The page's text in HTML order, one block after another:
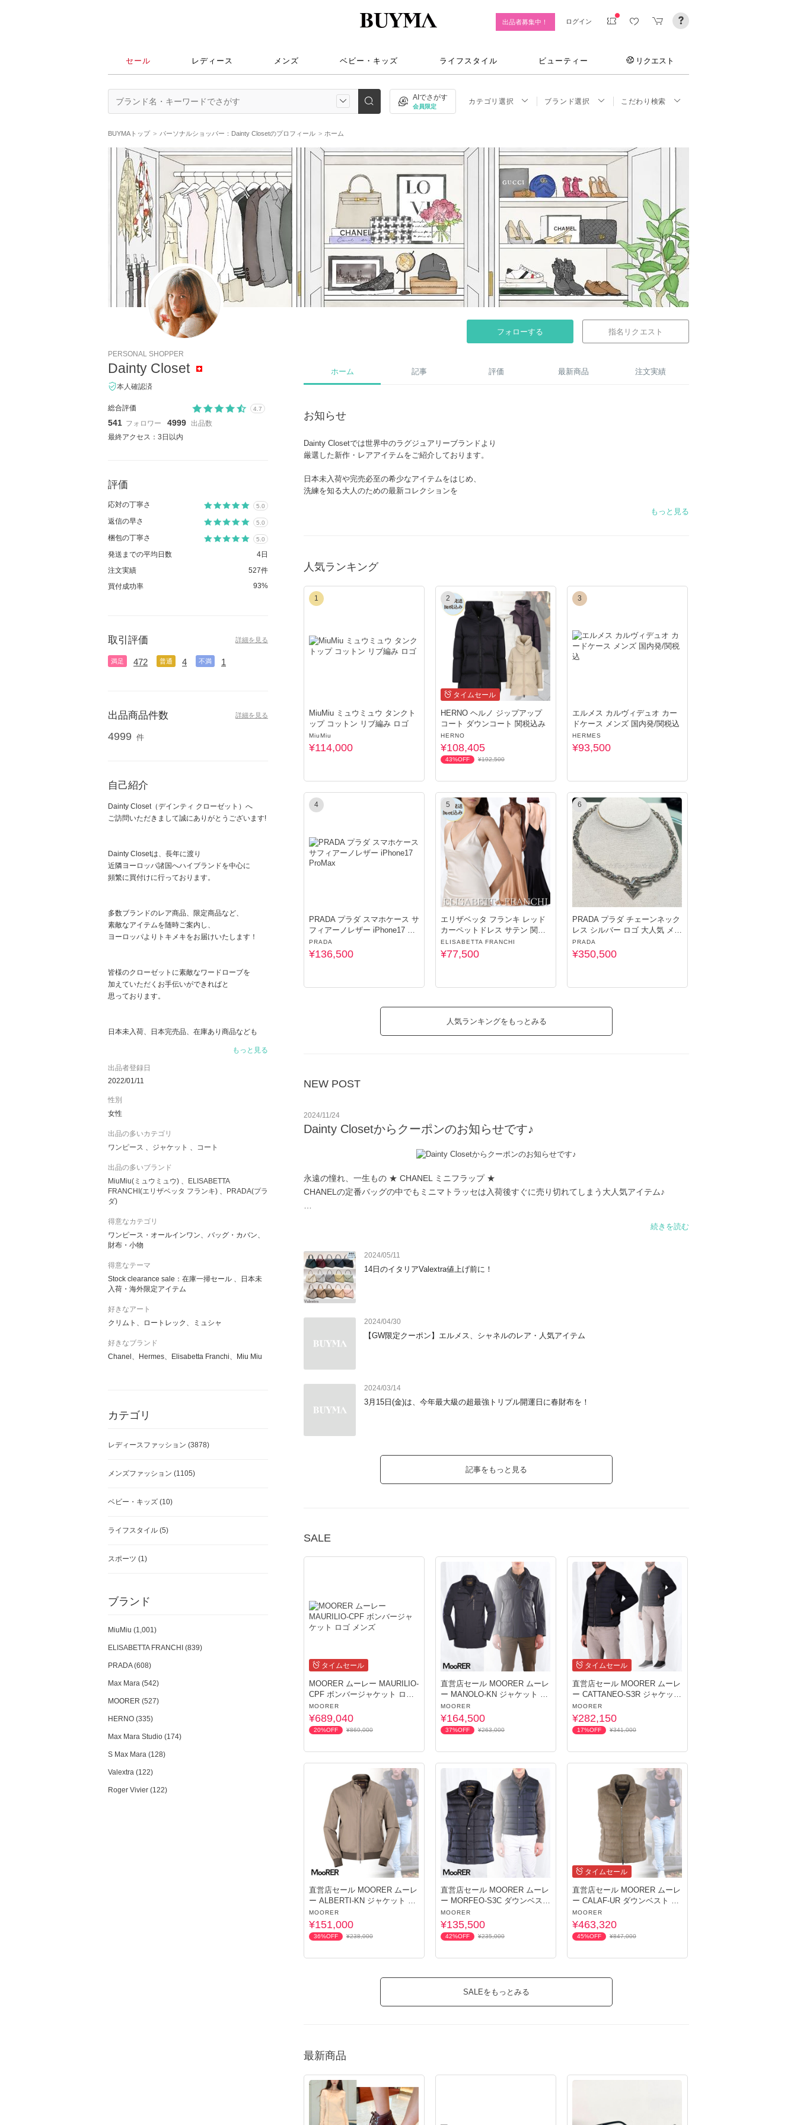
出品者募集中！ ログイン
セール レディース メンズ ベビー・キッズ ライフスタイル ビューティー リクエスト
AIでさがす
会員限定
カテゴリ選択 ブランド選択 こだわり検索
BUYMAトップ パーソナルショッパー：Dainty Closetのプロフィール ホーム
フォローする 指名リクエスト
PERSONAL SHOPPER
Dainty Closet
本人確認済
総合評価 4.7
541 フォロワー 4999 出品数
最終アクセス：3日以内
評価
応対の丁寧さ 5.0
返信の早さ 5.0
梱包の丁寧さ 5.0
発送までの平均日数
4日
注文実績
527件
買付成功率
93%
取引評価 詳細を見る
満足 472 普通 4 不満 1
出品商品件数 詳細を見る
4999 件
自己紹介
Dainty Closet（デインティ クローゼット）へ
ご訪問いただきまして誠にありがとうございます!
Dainty Closetは、長年に渡り
近隣ヨーロッパ諸国へハイブランドを中心に
頻繁に買付けに行っております。
多数ブランドのレア商品、限定商品など、
素敵なアイテムを随時ご案内し、
ヨーロッパよりトキメキをお届けいたします！
皆様のクローゼットに素敵なワードローブを
加えていただくお手伝いができればと
思っております。
日本未入荷、日本完売品、在庫あり商品なども
随時、新着商品をご覧頂ければ幸いです。
から買付けをしておりますので、
全て１００％本物でございます。
出品商品以外も買付けが可能ですので、
お問い合わせくださいませ。
楽しいお買い物のお手伝いが出来ますよう
丁寧なお取引を心がけております。
どうぞよろしくお願いします。
もっと見る
出品者登録日
2022/01/11
性別
女性
出品の多いカテゴリ
ワンピース
ジャケット コート
出品の多いブランド
MiuMiu(ミュウミュウ)
ELISABETTA
FRANCHI(エリザベッタ フランキ)
PRADA(プラ
ダ)
得意なカテゴリ
ワンピース・オールインワン、バッグ・カバン、
財布・小物
得意なテーマ
Stock clearance sale：在庫一掃セール 、日本未
入荷・海外限定アイテム
好きなアート
クリムト、ロートレック、ミュシャ
好きなブランド
Chanel、Hermes、Elisabetta Franchi、Miu Miu
カテゴリ
レディースファッション (3878)
メンズファッション (1105)
ベビー・キッズ (10)
ライフスタイル (5)
スポーツ (1)
ブランド
MiuMiu (1,001)
ELISABETTA FRANCHI (839)
PRADA (608)
Max Mara (542)
MOORER (527)
HERNO (335)
Max Mara Studio (174)
S Max Mara (128)
Valextra (122)
Roger Vivier (122)
ホーム 記事 評価 最新商品 注文実績
お知らせ
Dainty Closetでは世界中のラグジュアリーブランドより
厳選した新作・レアアイテムをご紹介しております。
日本未入荷や完売必至の希少なアイテムをはじめ、
洗練を知る大人のための最新コレクションを
あなたの「欲しい」を世界中からお探しいたします。
★BUYMA発行の割引クーポンはこちら★
★★ご注文前に必ず在庫確認をお願いします★★
在庫確認のお問合せは、ご注文前提の方から優先にさせていただいております。
ご注文前のご連絡がない場合はお手配にお時間がかかる場合がございます。また、在庫がなくキャンセルとなっ
★★ご確認ください★★
只今、冬の繁忙期となっております。
掲載のお日にちより配達が遅れる場合がございます。
もっと見る
人気ランキング
1
MiuMiu ミュウミュウ タンクト
ップ コットン リブ編み ロゴ
MiuMiu
¥114,000
2
タイムセール
HERNO ヘルノ ジップアップ
コート ダウンコート 関税込み
HERNO
¥108,405
43%OFF ¥192,500
3
エルメス カルヴィデュオ カー
ドケース メンズ 国内発/関税込
HERMES
¥93,500
4
PRADA プラダ スマホケース サ
フィアーノレザー iPhone17 Pro
Max
PRADA
¥136,500
5
エリザベッタ フランキ レッド
カーペットドレス サテン 関税
込
ELISABETTA FRANCHI
¥77,500
6
PRADA プラダ チェーンネック
レス シルバー ロゴ 大人気 メン
ズ
PRADA
¥350,500
人気ランキングをもっとみる
NEW POST
2024/11/24
Dainty Closetからクーポンのお知らせです♪
永遠の憧れ、一生もの ★ CHANEL ミニフラップ ★
CHANELの定番バッグの中でもミニマトラッセは入荷後すぐに売り切れてしまう大人気アイテム♪
巡り会えたらラッキー！
ぜひご自分へのご褒美、大事な方へのプレゼントにいかがでしょうか♪
Dainty Closetのおすすめアイテム
続きを読む
2024/05/11
14日のイタリアValextra値上げ前に！
2024/04/30
【GW限定クーポン】エルメス、シャネルのレア・人気アイテム
2024/03/14
3月15日(金)は、今年最大級の超最強トリプル開運日に春財布を！
記事をもっと見る
SALE
タイムセール
MOORER ムーレー MAURILIO-
CPF ボンバージャケット ロゴ
メンズ
MOORER
¥689,040
20%OFF ¥869,000
直営店セール MOORER ムーレ
ー MANOLO-KN ジャケット メ
ンズ
MOORER
¥164,500
37%OFF ¥263,000
タイムセール
直営店セール MOORER ムーレ
ー CATTANEO-S3R ジャケット
メンズ
MOORER
¥282,150
17%OFF ¥341,000
直営店セール MOORER ムーレ
ー ALBERTI-KN ジャケット メ
ンズ
MOORER
¥151,000
36%OFF ¥238,000
直営店セール MOORER ムーレ
ー MORFEO-S3C ダウンベスト
メンズ
MOORER
¥135,500
42%OFF ¥235,000
タイムセール
直営店セール MOORER ムーレ
ー CALAF-UR ダウンベスト メ
ンズ
MOORER
¥463,320
45%OFF ¥847,000
SALEをもっとみる
最新商品